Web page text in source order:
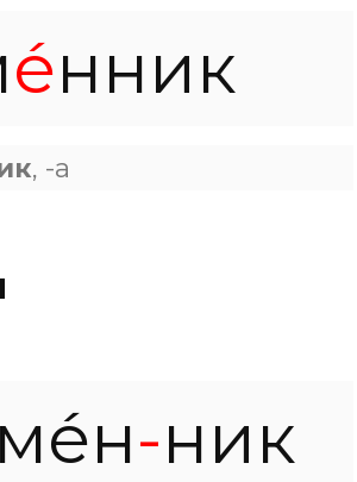
е́нник
, -а
ме́н-ник